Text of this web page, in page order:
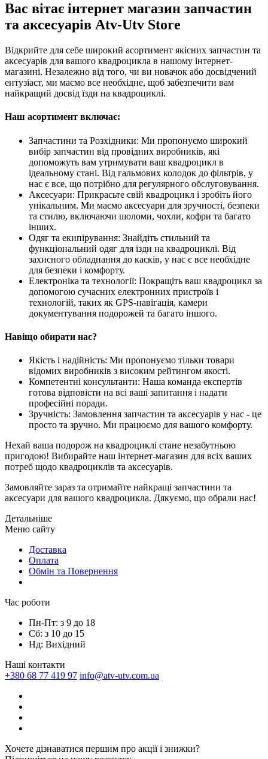
Вас вітає інтернет магазин запчастин
та аксесуарів Atv-Utv Store
Відкрийте для себе широкий асортимент якісних запчастин та
аксесуарів для вашого квадроцикла в нашому інтернет-
магазині. Незалежно від того, чи ви новачок або досвідчений
ентузіаст, ми маємо все необхідне, щоб забезпечити вам
найкращий досвід їзди на квадроциклі.
Наш асортимент включає:
Запчастини та Розхідники: Ми пропонуємо широкий
вибір запчастин від провідних виробників, які
допоможуть вам утримувати ваш квадроцикл в
ідеальному стані. Від гальмових колодок до фільтрів, у
нас є все, що потрібно для регулярного обслуговування.
Аксесуари: Прикрасьте свій квадроцикл і зробіть його
унікальним. Ми маємо аксесуари для зручності, безпеки
та стилю, включаючи шоломи, чохли, кофри та багато
інших.
Одяг та екипірування: Знайдіть стильний та
функціональний одяг для їзди на квадроциклі. Від
захисного обладнання до касків, у нас є все необхідне
для безпеки і комфорту.
Електроніка та технології: Покращіть ваш квадроцикл за
допомогою сучасних електронних пристроїв і
технологій, таких як GPS-навігація, камери
документування подорожей та багато іншого.
Навіщо обирати нас?
Якість і надійність: Ми пропонуємо тільки товари
відомих виробників з високим рейтингом якості.
Компетентні консультанти: Наша команда експертів
готова відповісти на всі ваші запитання і надати
професійні поради.
Зручність: Замовлення запчастин та аксесуарів у нас - це
просто та зручно. Ми працюємо для вашого комфорту.
Нехай ваша подорож на квадроциклі стане незабутньою
пригодою! Вибирайте наш інтернет-магазин для всіх ваших
потреб щодо квадроциклів та аксесуарів.
Замовляйте зараз та отримайте найкращі запчастини та
аксесуари для вашого квадроцикла. Дякуємо, що обрали нас!
Детальніше
Mеню сайтy
Доставка
Оплата
Обмін та Повернення
Час роботи
Пн-Пт: з 9 до 18
Сб: з 10 до 15
Нд: Вихідний
Наші контакти
+380 68 77 419 97 info@atv-utv.com.ua
Хочете дізнаватися першим про акції і знижки?